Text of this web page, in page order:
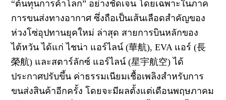
“ต้นทุนการค้าโลก” อย่างชัดเจน โดยเฉพาะในภาค
การขนส่งทางอากาศ ซึ่งถือเป็นเส้นเลือดสำคัญของ
ห่วงโซ่อุปทานยุคใหม่ ล่าสุด สายการบินหลักของ
ไต้หวัน ได้แก่ ไชน่า แอร์ไลน์ (華航), EVA แอร์ (長
榮航) และสตาร์ลักซ์ แอร์ไลน์ (星宇航空) ได้
ประกาศปรับขึ้น ค่าธรรมเนียมเชื้อเพลิงสำหรับการ
ขนส่งสินค้าอีกครั้ง โดยจะมีผลตั้งแต่เดือนพฤษภาคม